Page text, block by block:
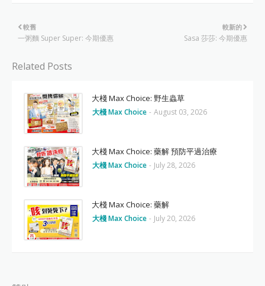
較新的
Sasa 莎莎: 今期優惠
較舊
一粥麵 Super Super: 今期優惠
Related Posts
大棧 Max Choice: 野生蟲草
大棧 Max Choice - August 03, 2026
大棧 Max Choice: 藥解 預防平過治療
大棧 Max Choice - July 28, 2026
大棧 Max Choice: 藥解
大棧 Max Choice - July 20, 2026